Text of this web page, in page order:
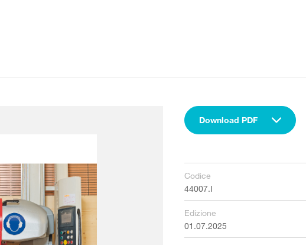
Download PDF
Codice
44007.I
Edizione
01.07.2025